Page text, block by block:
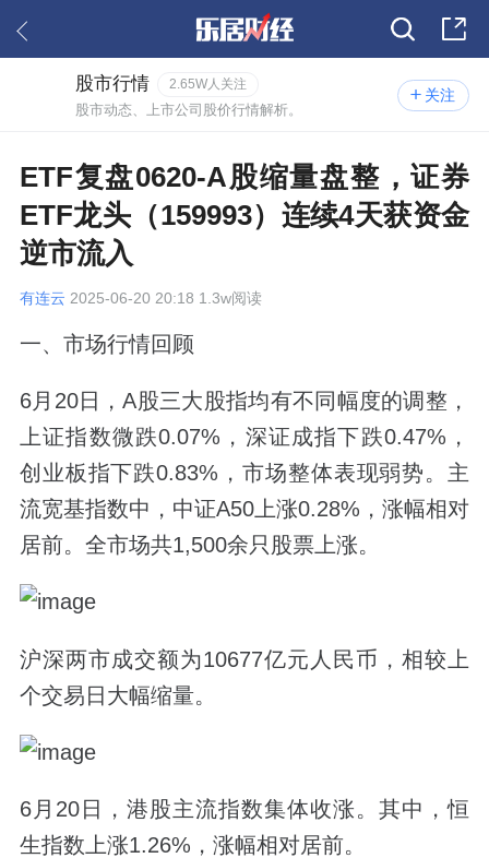
关注
股市行情 2.65W人关注
股市动态、上市公司股价行情解析。
ETF复盘0620-A股缩量盘整，证券
ETF龙头（159993）连续4天获资金
逆市流入
有连云 2025-06-20 20:18 1.3w阅读
一、市场行情回顾
6月20日，A股三大股指均有不同幅度的调整，
上证指数微跌0.07%，深证成指下跌0.47%，
创业板指下跌0.83%，市场整体表现弱势。主
流宽基指数中，中证A50上涨0.28%，涨幅相对
居前。全市场共1,500余只股票上涨。
沪深两市成交额为10677亿元人民币，相较上
个交易日大幅缩量。
6月20日，港股主流指数集体收涨。其中，恒
生指数上涨1.26%，涨幅相对居前。